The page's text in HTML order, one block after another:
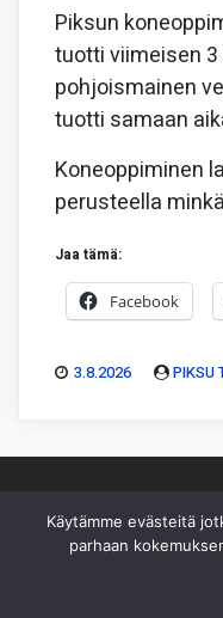
Piksun
tuotti viimeisen 3
pohjoismainen
tuotti samaan
Koneoppiminen
perusteella
Jaa tämä:
Facebook
3.8.2026 PIKSU
Piksu Oy|Toimitus|
Sivusto ei sisällä
Käytämme evästeitä
parhaan